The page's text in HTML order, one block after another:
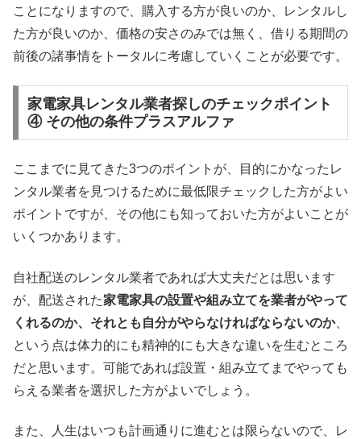
ことになりますので、購入する方が良いのか、レンタルし
た方が良いのか、価格の安さのみでは無く、借りる期間の
前後の諸事情をトータルに考慮していくことが必要です。
家電家具レンタル業者探しのチェックポイント
④ その他の条件プラスアルファ
ここまでに見てきた3つのポイントが、目的にかなったレ
ンタル業者を見つけるために最低限チェックした方がよい
ポイントですが、その他にも知っておいた方がよいことが
いくつかあります。
自社配送のレンタル業者であれば大丈夫だとは思います
が、配送された家電家具の設置や組み立てを業者がやって
くれるのか、それとも自分がやらなければならないのか、
という点は体力的にも精神的にも大きな違いを生むところ
だと思います。可能であれば設置・組み立てまでやっても
らえる業者を選択した方がよいでしょう。
また、人生はいつも計画通りに進むとは限らないので、レ